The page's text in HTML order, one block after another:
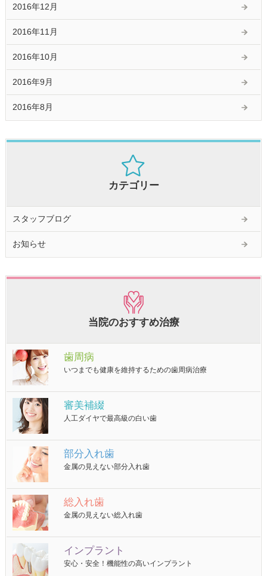
2016年12月
2016年11月
2016年10月
2016年9月
2016年8月
カテゴリー
スタッフブログ
お知らせ
当院のおすすめ治療
歯周病
いつまでも健康を維持するための歯周病治療
審美補綴
人工ダイヤで最高級の白い歯
部分入れ歯
金属の見えない部分入れ歯
総入れ歯
金属の見えない総入れ歯
インプラント
安心・安全！機能性の高いインプラント